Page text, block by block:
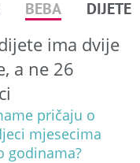
BEBA DIJETE
ima dvije
a ne 26
pričaju o
mjesecima
godinama?